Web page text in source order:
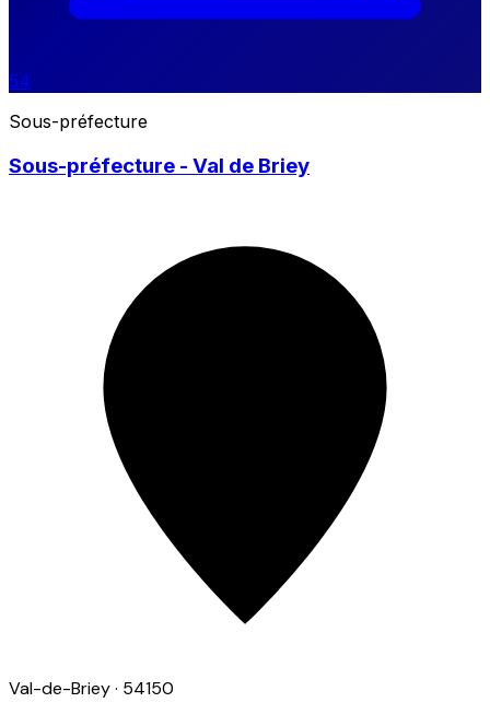
54
Sous-préfecture
Sous-préfecture - Val de Briey
Val-de-Briey· 54150